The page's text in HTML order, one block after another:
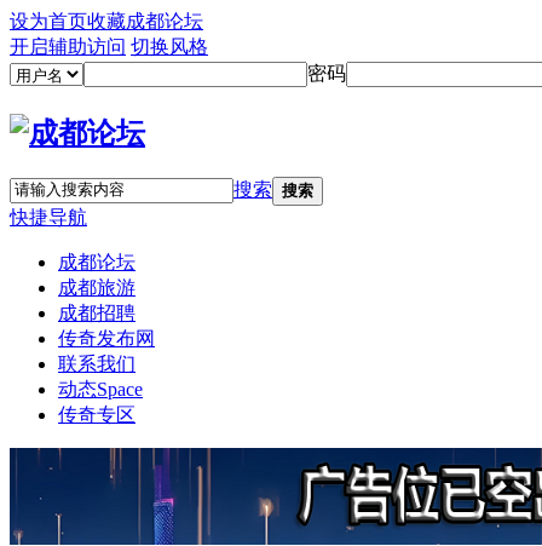
设为首页收藏成都论坛
开启辅助访问 切换风格
密码
搜索 搜索
快捷导航
成都论坛
成都旅游
成都招聘
传奇发布网
联系我们
动态Space
传奇专区